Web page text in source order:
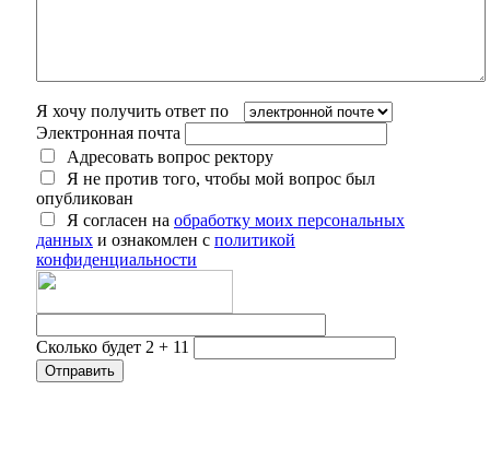
Я хочу получить ответ по
Электронная почта
Адресовать вопрос ректору
Я не против того, чтобы мой вопрос был
опубликован
Я согласен на обработку моих персональных
данных и ознакомлен с политикой
конфиденциальности
Сколько будет 2 + 11